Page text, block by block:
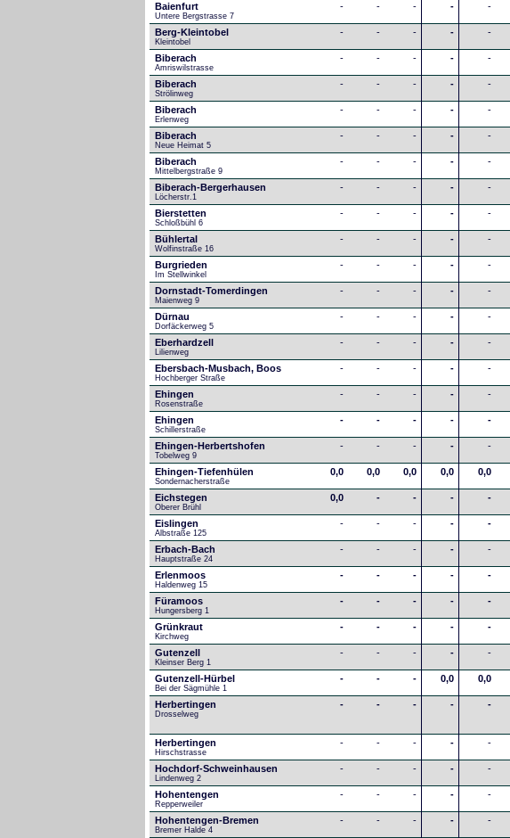
Baienfurt
Untere Bergstrasse 7
- - - - -
Berg-Kleintobel
Kleintobel
- - - - -
Biberach
Amriswilstrasse
- - - - -
Biberach
Strölinweg
- - - - -
Biberach
Erlenweg
- - - - -
Biberach
Neue Heimat 5
- - - - -
Biberach
Mittelbergstraße 9
- - - - -
Biberach-Bergerhausen
Löcherstr.1
- - - - -
Bierstetten
Schloßbühl 6
- - - - -
Bühlertal
Wolfinstraße 16
- - - - -
Burgrieden
Im Stellwinkel
- - - - -
Dornstadt-Tomerdingen
Maienweg 9
- - - - -
Dürnau
Dorfäckerweg 5
- - - - -
Eberhardzell
Lilienweg
- - - - -
Ebersbach-Musbach, Boos
Hochberger Straße
- - - - -
Ehingen
Rosenstraße
- - - - -
Ehingen
Schillerstraße
- - - - -
Ehingen-Herbertshofen
Tobelweg 9
- - - - -
Ehingen-Tiefenhülen
Sondernacherstraße
0,0 0,0 0,0 0,0 0,0
Eichstegen
Oberer Brühl
0,0 - - - -
Eislingen
Albstraße 125
- - - - -
Erbach-Bach
Hauptstraße 24
- - - - -
Erlenmoos
Haldenweg 15
- - - - -
Füramoos
Hungersberg 1
- - - - -
Grünkraut
Kirchweg
- - - - -
Gutenzell
Kleinser Berg 1
- - - - -
Gutenzell-Hürbel
Bei der Sägmühle 1
- - - 0,0 0,0
Herbertingen
Drosselweg
- - - - -
Herbertingen
Hirschstrasse
- - - - -
Hochdorf-Schweinhausen
Lindenweg 2
- - - - -
Hohentengen
Repperweiler
- - - - -
Hohentengen-Bremen
Bremer Halde 4
- - - - -